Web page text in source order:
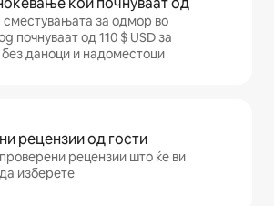
сместувањата за одмор во
почнуваат од 110 $ USD за
даноци и надоместоци
рецензии од гости
рецензии што ќе ви
изберете